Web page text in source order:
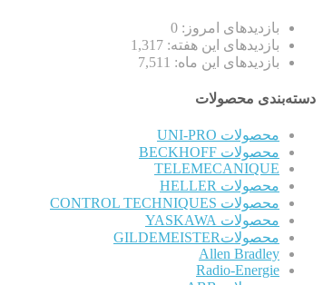
بازدیدهای امروز: 0
بازدیدهای این هفته: 1,317
بازدیدهای این ماه: 7,511
دسته‌بندی محصولات
محصولات UNI-PRO
محصولات BECKHOFF
TELEMECANIQUE
محصولات HELLER
محصولات CONTROL TECHNIQUES
محصولات YASKAWA
محصولاتGILDEMEISTER
Allen Bradley
Radio-Energie